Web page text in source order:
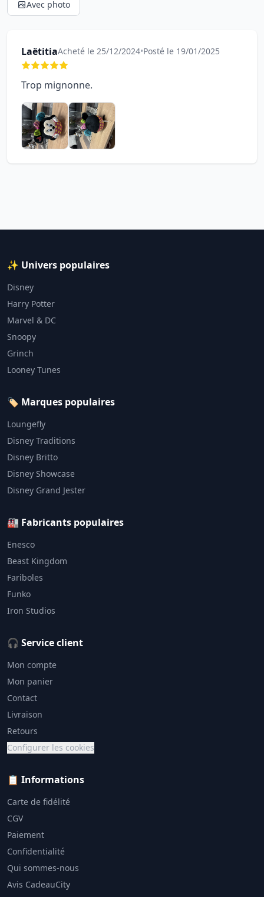
Avec photo
LaëtitiaAcheté le 25/12/2024•Posté le 19/01/2025
Trop mignonne.
✨ Univers populaires
Disney
Harry Potter
Marvel & DC
Snoopy
Grinch
Looney Tunes
🏷️ Marques populaires
Loungefly
Disney Traditions
Disney Britto
Disney Showcase
Disney Grand Jester
🏭 Fabricants populaires
Enesco
Beast Kingdom
Fariboles
Funko
Iron Studios
🎧 Service client
Mon compte
Mon panier
Contact
Livraison
Retours
Configurer les cookies
📋 Informations
Carte de fidélité
CGV
Paiement
Confidentialité
Qui sommes-nous
Avis CadeauCity